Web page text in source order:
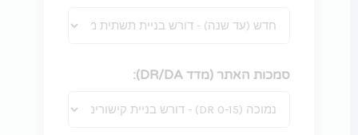
סמכות האתר (מדד DR/DA):